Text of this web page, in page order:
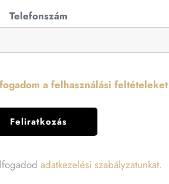
Telefonszám
a felhasználási feltételeket
adatkezelési szabályzatunkat.